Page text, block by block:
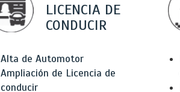
LICENCIA DE
CONDUCIR
Alta de Automotor
Ampliación de Licencia de
conducir